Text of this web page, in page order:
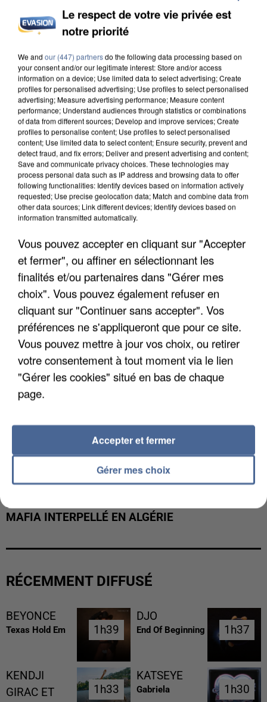
DE SOLIDARITÉ AVEC LES...
APRÈS TOUTES CES CANICULES, LES REFUGES
DE FAUNE SAUVAGE SONT...
L’UN DES FONDATEURS SUPPOSÉS DE LA DZ
MAFIA INTERPELLÉ EN ALGÉRIE
RÉCEMMENT DIFFUSÉ
BEYONCE
Texas Hold Em 1h39
1h39
DJO
End Of Beginning 1h37
1h37
KENDJI
GIRAC ET
1h33
1h33
KATSEYE
Gabriela 1h30
1h30
Le respect de votre vie privée est
notre priorité
We and our (447) partnersdo the following data processing based on
your consent and/or our legitimate interest: Store and/or access
information on a device; Use limited data to select advertising; Create
profiles for personalised advertising; Use profiles to select personalised
advertising; Measure advertising performance; Measure content
performance; Understand audiences through statistics or combinations
of data from different sources; Develop and improve services; Create
profiles to personalise content; Use profiles to select personalised
content; Use limited data to select content; Ensure security, prevent and
detect fraud, and fix errors; Deliver and present advertising and content;
Save and communicate privacy choices. These technologies may
process personal data such as IP address and browsing data to offer
following functionalities: Identify devices based on information actively
requested; Use precise geolocation data; Match and combine data from
other data sources; Link different devices; Identify devices based on
information transmitted automatically.
Vous pouvez accepter en cliquant sur "Accepter
et fermer", ou affiner en sélectionnant les
finalités et/ou partenaires dans "Gérer mes
choix". Vous pouvez également refuser en
cliquant sur "Continuer sans accepter". Vos
préférences ne s'appliqueront que pour ce site.
Vous pouvez mettre à jour vos choix, ou retirer
votre consentement à tout moment via le lien
"Gérer les cookies" situé en bas de chaque
page.
Gérer mes choix
Accepter et fermer